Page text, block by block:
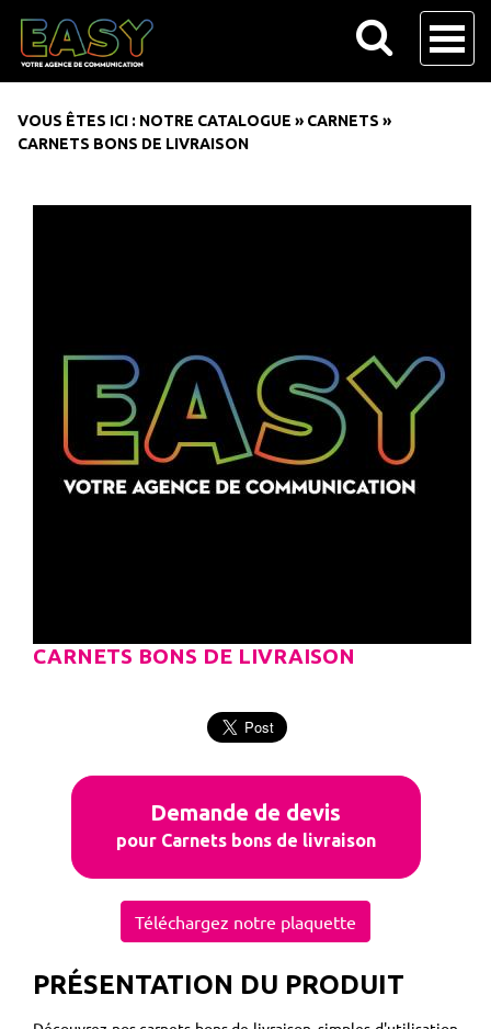
VOUS ÊTES ICI : NOTRE CATALOGUE » CARNETS »
CARNETS BONS DE LIVRAISON
CARNETS BONS DE LIVRAISON
Demande de devis
pour Carnets bons de livraison
Téléchargez notre plaquette
PRÉSENTATION DU PRODUIT